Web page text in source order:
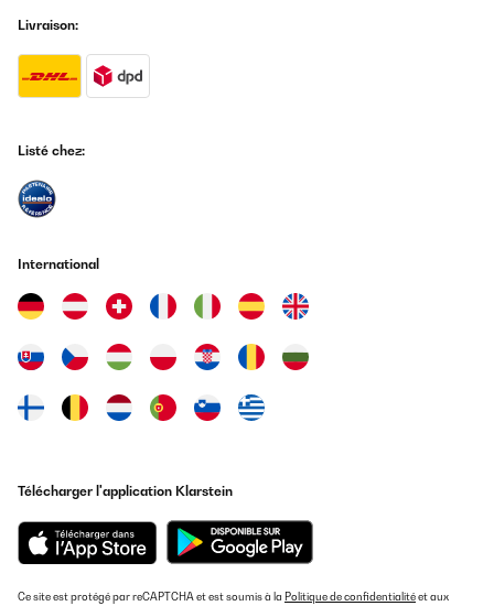
Livraison:
Listé chez:
International
Télécharger l'application Klarstein
Ce site est protégé par reCAPTCHA et est soumis à la Politique de confidentialitéet aux